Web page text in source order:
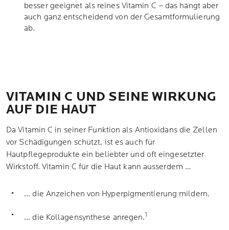
besser geeignet als reines Vitamin C – das hängt aber
auch ganz entscheidend von der Gesamtformulierung
ab.
VITAMIN C UND SEINE WIRKUNG
AUF DIE HAUT
Da Vitamin C in seiner Funktion als Antioxidans die Zellen
vor Schädigungen schützt, ist es auch für
Hautpflegeprodukte ein beliebter und oft eingesetzter
Wirkstoff. Vitamin C für die Haut kann ausserdem …
... die Anzeichen von Hyperpigmentierung mildern.
... die Kollagensynthese anregen.1